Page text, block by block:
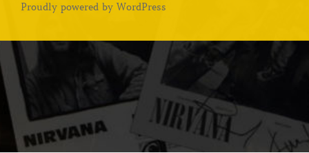
Proudly powered by WordPress